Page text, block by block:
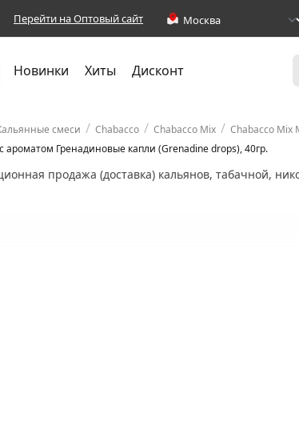
Перейти на Оптовый сайт
Новинки Хиты Дисконт
смеси / Chabacco / Chabacco Mix / Chabacco Mix
ароматом Гренадиновые капли (Grenadine drops), 40гр.
продажа (доставка) кальянов, табачной,